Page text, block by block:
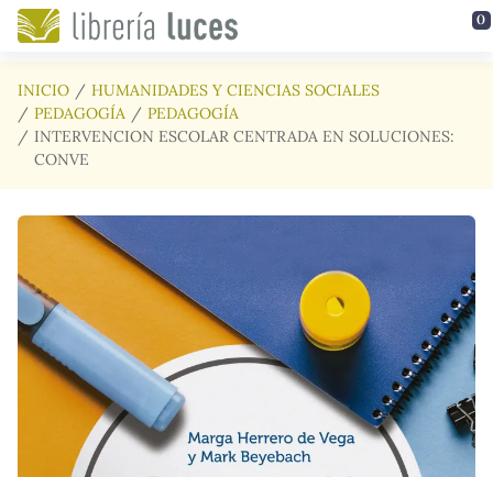
Saltar al contenido principal 0
INICIO
HUMANIDADES Y CIENCIAS SOCIALES
PEDAGOGÍA
PEDAGOGÍA
INTERVENCION ESCOLAR CENTRADA EN SOLUCIONES:
CONVE